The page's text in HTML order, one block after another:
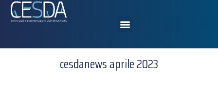
cesdanews aprile 2023